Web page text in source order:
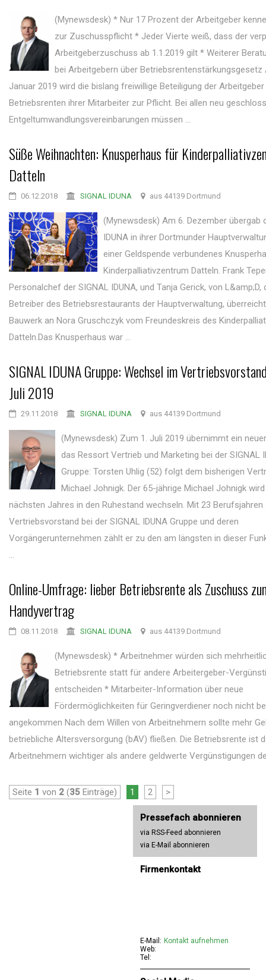
(Mynewsdesk) * Nur 17 Prozent der Arbeitgeber
zur Zuschusspflicht * Jeder Vierte weiß, dass der
Arbeitgeberzuschuss ab 1.1.2019 gilt * Weiterer
bei Arbeitgebern über Betriebsrentenstärkungsgesetz
Januar 2019 wird die bislang freiwillige Beteiligung der
Betriebsrenten ihrer Mitarbeiter zur Pflicht. Bei allen neu
Entgeltumwandlungsvereinbarungen müssen ...
Süße Weihnachten: Knusperhaus für
Datteln
06.12.2018 SIGNAL IDUNA aus 44139 Dortmund
(Mynewsdesk) Am 6. Dezember übergab
IDUNA in ihrer Dortmunder
einer Geldspende verbundenes
Kinderpalliativzentrum Datteln. Frank
Personalchef der SIGNAL IDUNA, und Tanja Gerick, von L&amp;D,
Betreiber des Betriebsrestaurants der Hauptverwaltung,
Bauwerk an Nora Gruschczyk vom Freundeskreis des
Datteln.Das Knusperhaus war ...
SIGNAL IDUNA Gruppe: Wechsel im
Juli 2019
29.11.2018 SIGNAL IDUNA aus 44139 Dortmund
(Mynewsdesk) Zum 1. Juli 2019 übernimmt ein
das Ressort Vertrieb und Marketing bei der SIGNAL
Gruppe: Torsten Uhlig (52) folgt dem bisherigen
Michael Johnigk. Der 65-jährige Michael Johnigk
nächsten Jahres in den Ruhestand wechseln. Mit 23 Berufsjahren
Vertriebsvorstand bei der SIGNAL IDUNA Gruppe und deren
Vorgängerunternehmen zählt er zu den am längsten in dieser
...
Online-Umfrage: lieber Betriebsrente als Zuschuss
Handyvertrag
08.11.2018 SIGNAL IDUNA aus 44139 Dortmund
(Mynewsdesk) * Arbeitnehmer würden sich
Betriebsrente statt für andere Arbeitergeber-
entscheiden * Mitarbeiter-Information über neue
Fördermöglichkeiten für Geringverdiener noch nicht
angekommen Nach dem Willen von Arbeitnehmern sollte mehr
betriebliche Altersversorgung (bAV) fließen. Die Betriebsrente ist
Arbeitnehmern wichtiger als andere geldwerte Vergünstigungen
Seite 1 von 2 (35 Einträge) 1 2 >
Pressefach abonnieren
via RSS-Feed abonnieren
via E-Mail abonnieren
Firmenkontakt
E-Mail: Kontakt aufnehmen
Web:
Tel: